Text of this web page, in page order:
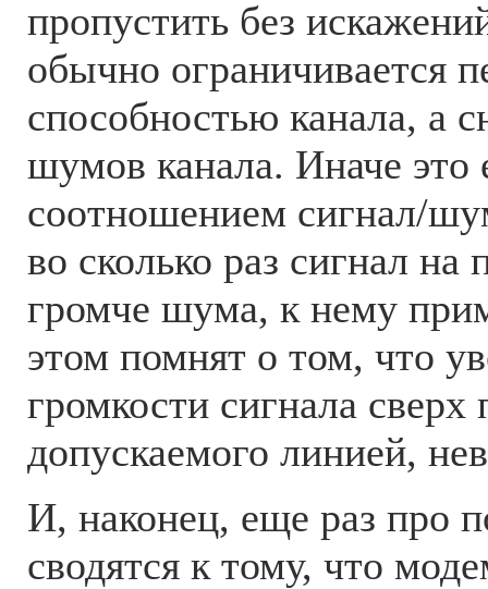
пропустить без
обычно ограничивается
способностью канала, а
шумов канала. Иначе
соотношением сигнал/
во сколько раз сигнал на
громче шума, к нему
этом помнят о том, что
громкости сигнала сверх
допускаемого линией,
И, наконец, еще раз про
сводятся к тому, что